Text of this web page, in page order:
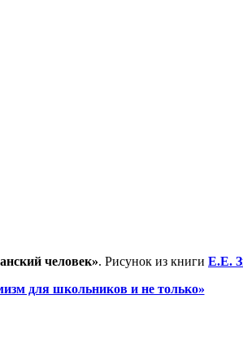
человек». Рисунок из книги Е.Е.
для школьников и не только»